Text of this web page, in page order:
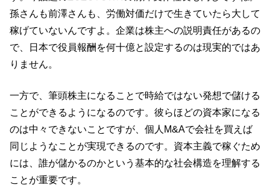
孫さんも前澤さんも、労働対価だけで生きていたら大して
稼げていないんですよ。企業は株主への説明責任があるの
で、日本で役員報酬を何十億と設定するのは現実的ではあ
りません。
一方で、筆頭株主になることで時給ではない発想で儲ける
ことができるようになるのです。彼らほどの資本家になる
のは中々できないことですが、個人M&Aで会社を買えば
同じようなことが実現できるのです。資本主義で稼ぐため
には、誰が儲かるのかという基本的な社会構造を理解する
ことが重要です。